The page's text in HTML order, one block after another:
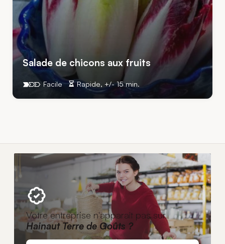
Salade de chicons aux fruits
Rapide, +/- 15 min.
Facile
Votre entreprise n'apparaît pas sur
Hainaut Terre de Goûts ?